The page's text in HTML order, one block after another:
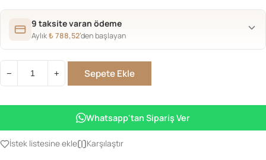
9 taksite varan ödeme
Aylık₺788,52’den başlayan
−
SANDALYE
+ Sepete Ekle
Whatsapp'tan Sipariş Ver
İstek listesine ekle Karşılaştır